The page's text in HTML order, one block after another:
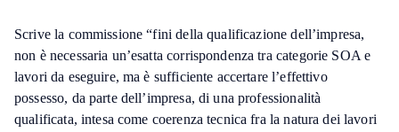
Scrive la commissione “fini della qualificazione dell’impresa,
non è necessaria un’esatta corrispondenza tra categorie SOA e
lavori da eseguire, ma è sufficiente accertare l’effettivo
possesso, da parte dell’impresa, di una professionalità
qualificata, intesa come coerenza tecnica fra la natura dei lavori